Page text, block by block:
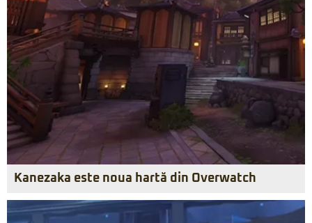
Kanezaka este noua hartă din Overwatch